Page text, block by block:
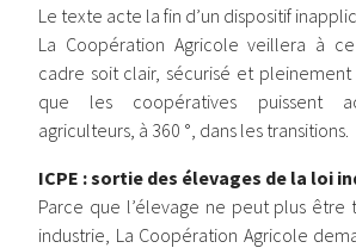
Le texte acte la fin d’un dispositif
La Coopération Agricole veillera à
cadre soit clair, sécurisé et
que les coopératives puissent
agriculteurs, à 360 °, dans les transitions.
ICPE : sortie des élevages de la loi
Parce que l’élevage ne peut plus
industrie, La Coopération Agricole